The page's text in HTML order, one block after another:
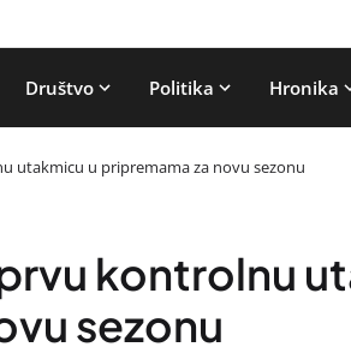
Društvo Politika Hronika
utakmicu u pripremama za novu sezonu
kontrolnu
sezonu